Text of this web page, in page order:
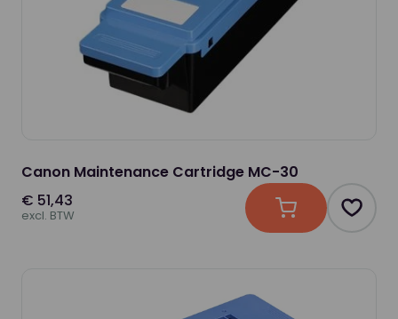
Canon Maintenance Cartridge MC-30
€ 51,43
excl. BTW In winkelwagen